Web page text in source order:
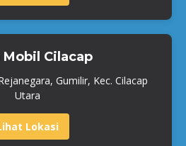
Mobil Cilacap
Gumilir, Kec. Cilacap
Utara
Lokasi